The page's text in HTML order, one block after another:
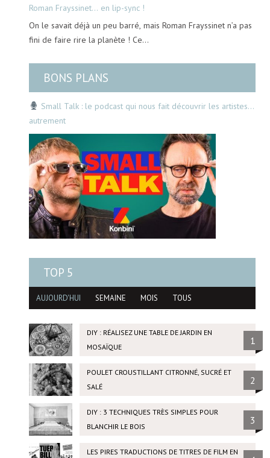
Roman Frayssinet… en lip-sync !
On le savait déjà un peu barré, mais Roman Frayssinet n’a pas
fini de faire rire la planète ! Ce…
BONS PLANS
Small Talk : le podcast qui nous fait découvrir les artistes…
autrement
TOP 5
AUJOURD'HUI SEMAINE MOIS TOUS
DIY : RÉALISEZ UNE TABLE DE JARDIN EN
MOSAÏQUE
1
POULET CROUSTILLANT CITRONNÉ, SUCRÉ ET
SALÉ
2
DIY : 3 TECHNIQUES TRÈS SIMPLES POUR
BLANCHIR LE BOIS
3
LES PIRES TRADUCTIONS DE TITRES DE FILM EN